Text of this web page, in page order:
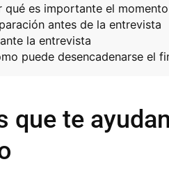
qué es importante el
antes de la entrevista
la entrevista
puede desencadenarse el
que te